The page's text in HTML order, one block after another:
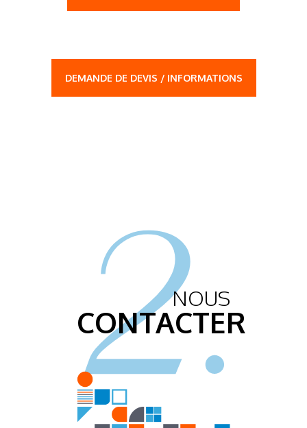
DEMANDE DE DEVIS / INFORMATIONS
2.
NOUS
CONTACTER